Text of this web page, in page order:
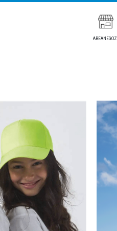
AREANEGOZI